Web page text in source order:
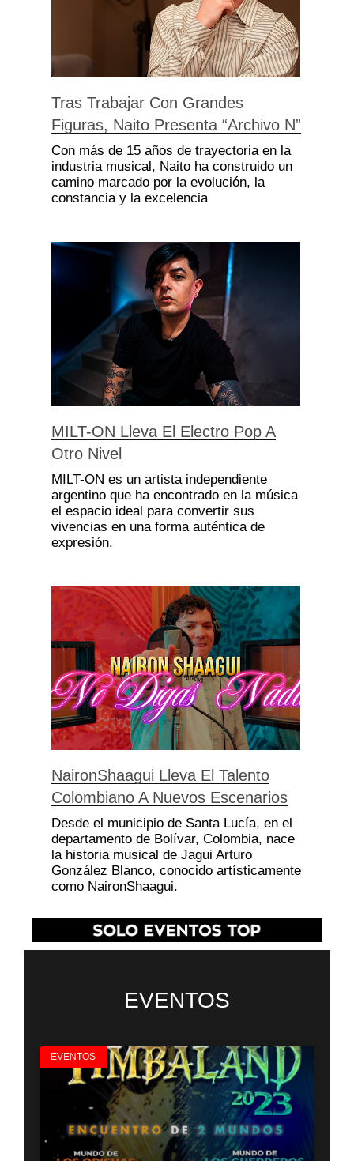
Tras Trabajar Con Grandes
Figuras, Naito Presenta “Archivo N”
Con más de 15 años de trayectoria en la
industria musical, Naito ha construido un
camino marcado por la evolución, la
constancia y la excelencia
MILT-ON Lleva El Electro Pop A
Otro Nivel
MILT-ON es un artista independiente
argentino que ha encontrado en la música
el espacio ideal para convertir sus
vivencias en una forma auténtica de
expresión.
NaironShaagui Lleva El Talento
Colombiano A Nuevos Escenarios
Desde el municipio de Santa Lucía, en el
departamento de Bolívar, Colombia, nace
la historia musical de Jagui Arturo
González Blanco, conocido artísticamente
como NaironShaagui.
EVENTOS
EVENTOS